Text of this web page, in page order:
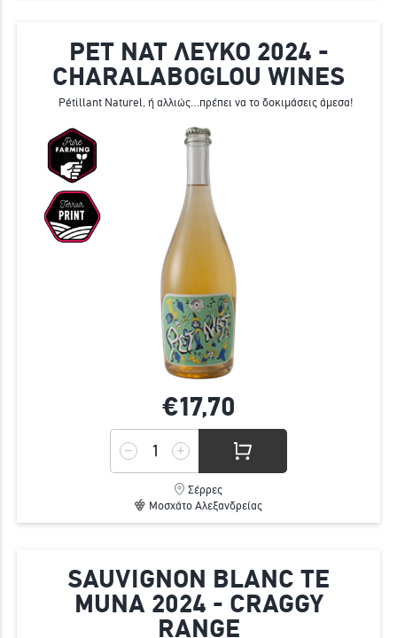
PET NAT ΛΕΥΚΟ 2024 -
CHARALABOGLOU WINES
Pétillant Naturel, ή αλλιώς…πρέπει να το δοκιμάσεις άμεσα!
€17,70
Σέρρες
Μοσχάτο Αλεξανδρείας
SAUVIGNON BLANC TE
MUNA 2024 - CRAGGY
RANGE